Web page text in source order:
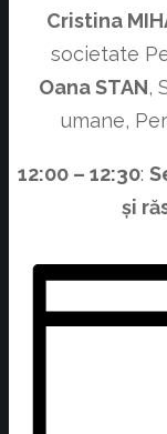
Cristina
societate
Oana STAN,
umane,
12:00 – 12:30:
și